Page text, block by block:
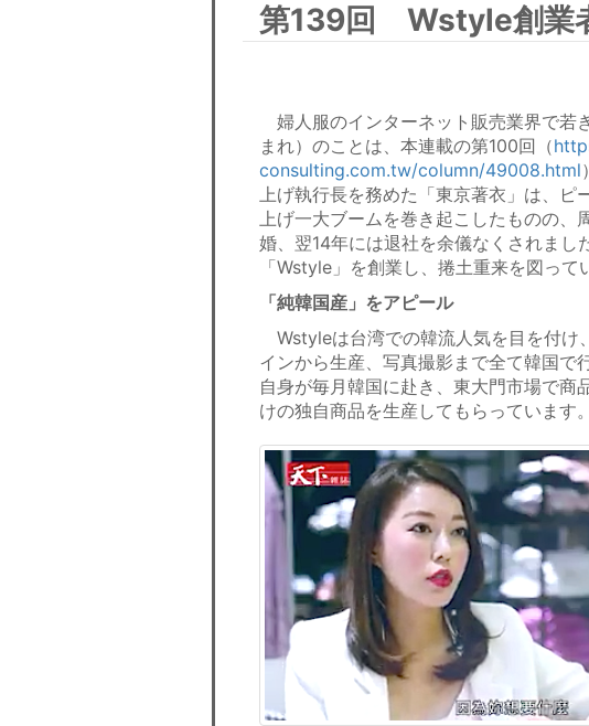
第139回 Wstyle創業
婦人服のインターネット販売業界で若
まれ）のことは、本連載の第100回（
consulting.com.tw/column/49008.html
上げ執行長を務めた「東京著衣」は、ピ
上げ一大ブームを巻き起こしたものの、
婚、翌14年には退社を余儀なくされまし
「Wstyle」を創業し、捲土重来を図って
「純韓国産」をアピール
Wstyleは台湾での韓流人気を目を付け
インから生産、写真撮影まで全て韓国で
自身が毎月韓国に赴き、東大門市場で
けの独自商品を生産してもらっています。